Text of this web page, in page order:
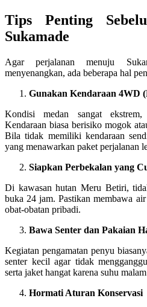
Tips Penting
Sukamade
Agar perjalanan menuju
menyenangkan, ada beberapa hal
Gunakan Kendaraan 4WD
Kondisi medan sangat
Kendaraan biasa berisiko mogok
Bila tidak memiliki kendaraan
yang menawarkan paket perjalanan
Siapkan Perbekalan yang
Di kawasan hutan Meru Betiri,
buka 24 jam. Pastikan membawa
obat-obatan pribadi.
Bawa Senter dan Pakaian
Kegiatan pengamatan penyu
senter kecil agar tidak
serta jaket hangat karena suhu
Hormati Aturan Konservasi